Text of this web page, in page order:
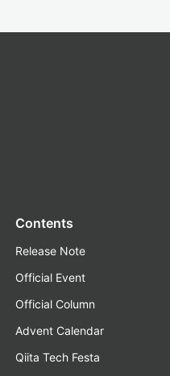
Contents
Release Note
Official Event
Official Column
Advent Calendar
Qiita Tech Festa